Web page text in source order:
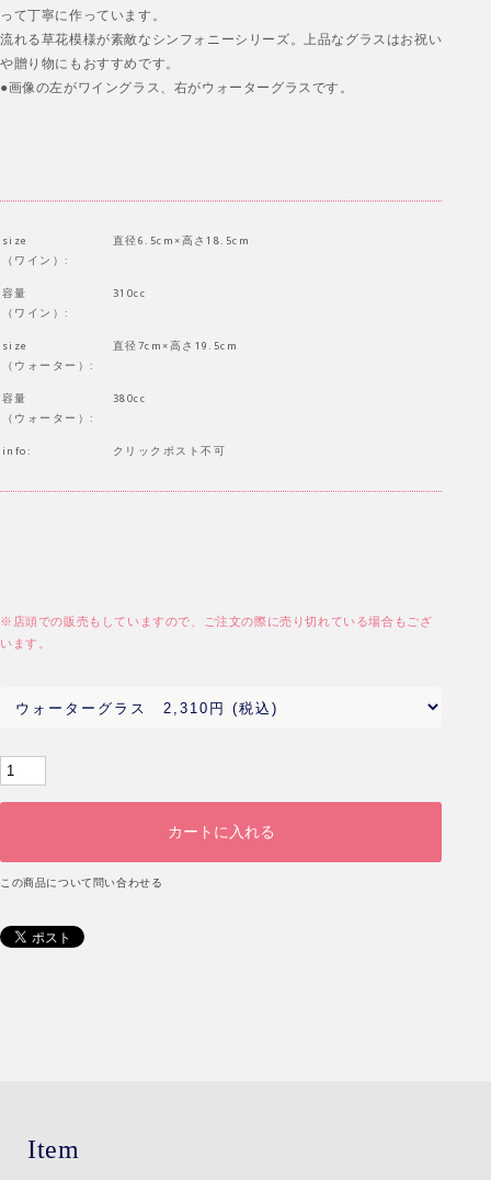
って丁寧に作っています。
流れる草花模様が素敵なシンフォニーシリーズ。上品なグラスはお祝い
や贈り物にもおすすめです。
●画像の左がワイングラス、右がウォーターグラスです。
size
（ワイン）:
直径6.5cm×高さ18.5cm
容量
（ワイン）:
310cc
size
（ウォーター）:
直径7cm×高さ19.5cm
容量
（ウォーター）:
380cc
info: クリックポスト不可
※店頭での販売もしていますので、ご注文の際に売り切れている場合もござ
います。
この商品について問い合わせる
Item